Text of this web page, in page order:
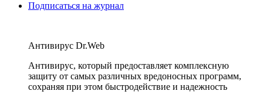
Подписаться на журнал
Антивирус Dr.Web
Антивирус, который предоставляет комплексную
защиту от самых различных вредоносных программ,
сохраняя при этом быстродействие и надежность